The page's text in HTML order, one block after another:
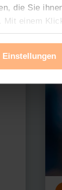
die Sie
einem
Zwecke
Cookies
dazu
Einstellungen